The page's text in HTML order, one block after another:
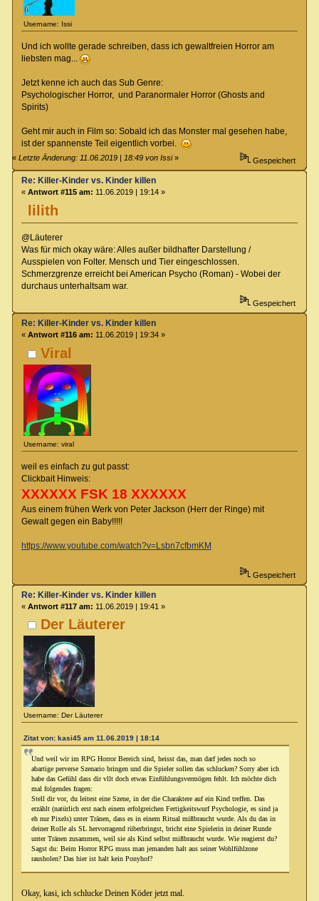
Username: Issi
Und ich wollte gerade schreiben, dass ich gewaltfreien Horror am
liebsten mag...
Jetzt kenne ich auch das Sub Genre:
Psychologischer Horror, und Paranormaler Horror (Ghosts and
Spirits)
Geht mir auch in Film so: Sobald ich das Monster mal gesehen habe,
ist der spannenste Teil eigentlich vorbei.
«Letzte Änderung: 11.06.2019 | 18:49 von Issi» Gespeichert
lilith
Re: Killer-Kinder vs. Kinder killen
« Antwort #115 am: 11.06.2019 | 19:14 »
@Läuterer
Was für mich okay wäre: Alles außer bildhafter Darstellung /
Ausspielen von Folter. Mensch und Tier eingeschlossen.
Schmerzgrenze erreicht bei American Psycho (Roman) - Wobei der
durchaus unterhaltsam war.
Gespeichert
Viral
Username: viral
Re: Killer-Kinder vs. Kinder killen
« Antwort #116 am: 11.06.2019 | 19:34 »
weil es einfach zu gut passt:
Clickbait Hinweis:
XXXXXX FSK 18 XXXXXX
Aus einem frühen Werk von Peter Jackson (Herr der Ringe) mit
Gewalt gegen ein Baby!!!!!
https://www.youtube.com/watch?v=Lsbn7cfbmKM
Gespeichert
Der Läuterer
Username: Der Läuterer
Re: Killer-Kinder vs. Kinder killen
« Antwort #117 am: 11.06.2019 | 19:41 »
Zitat von: kasi45 am 11.06.2019 | 18:14
Und weil wir im RPG Horror Bereich sind, heisst das, man darf jedes noch so
abartige perverse Szenario bringen und die Spieler sollen das schlucken? Sorry aber ich
habe das Gefühl dass dir vllt doch etwas Einfühlungsvermögen fehlt. Ich möchte dich
mal folgendes fragen:
Stell dir vor, du leitest eine Szene, in der die Charaktere auf ein Kind treffen. Das
erzählt (natürlich erst nach einem erfolgreichen Fertigkeitswurf Psychologie, es sind ja
eh nur Pixels) unter Tränen, dass es in einem Ritual mißbraucht wurde. Als du das in
deiner Rolle als SL hervorragend rüberbringst, bricht eine Spielerin in deiner Runde
unter Tränen zusammen, weil sie als Kind selbst mißbraucht wurde. Wie reagierst du?
Sagst du: Beim Horror RPG muss man jemanden halt aus seiner Wohlfühlzone
rausholen? Das hier ist halt kein Ponyhof?
Okay, kasi, ich schlucke Deinen Köder jetzt mal.